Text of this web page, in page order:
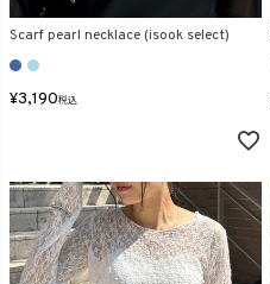
Scarf pearl necklace (isook select)
¥3,190税込